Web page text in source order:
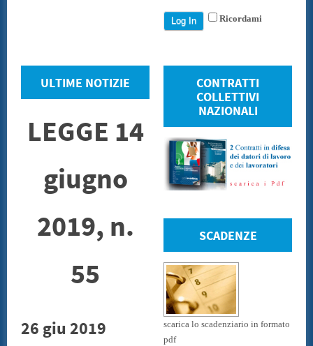
Ricordami
ULTIME NOTIZIE
LEGGE 14
giugno
2019, n.
55
26 giu 2019
CONTRATTI
COLLETTIVI
NAZIONALI
SCADENZE
scarica lo scadenziario in formato
pdf